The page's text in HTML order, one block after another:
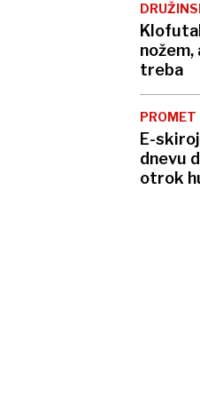
nožem,
treba
PROMET
E-
dnevu
otrok